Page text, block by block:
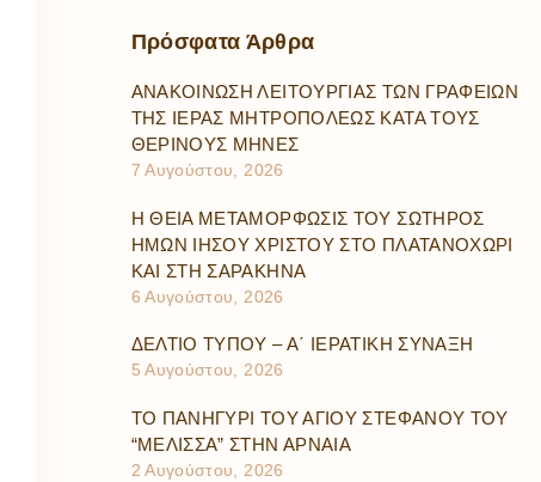
Πρόσφατα Άρθρα
ΑΝΑΚΟΙΝΩΣΗ ΛΕΙΤΟΥΡΓΙΑΣ ΤΩΝ ΓΡΑΦΕΙΩΝ
ΤΗΣ ΙΕΡΑΣ ΜΗΤΡΟΠΟΛΕΩΣ ΚΑΤΑ ΤΟΥΣ
ΘΕΡΙΝΟΥΣ ΜΗΝΕΣ
7 Αυγούστου, 2026
Η ΘΕΙΑ ΜΕΤΑΜΟΡΦΩΣΙΣ ΤΟΥ ΣΩΤΗΡΟΣ
ΗΜΩΝ ΙΗΣΟΥ ΧΡΙΣΤΟΥ ΣΤΟ ΠΛΑΤΑΝΟΧΩΡΙ
ΚΑΙ ΣΤΗ ΣΑΡΑΚΗΝΑ
6 Αυγούστου, 2026
ΔΕΛΤΙΟ ΤΥΠΟΥ – Α΄ ΙΕΡΑΤΙΚΗ ΣΥΝΑΞΗ
5 Αυγούστου, 2026
ΤΟ ΠΑΝΗΓΥΡΙ ΤΟΥ ΑΓΙΟΥ ΣΤΕΦΑΝΟΥ ΤΟΥ
“ΜΕΛΙΣΣΑ” ΣΤΗΝ ΑΡΝΑΙΑ
2 Αυγούστου, 2026